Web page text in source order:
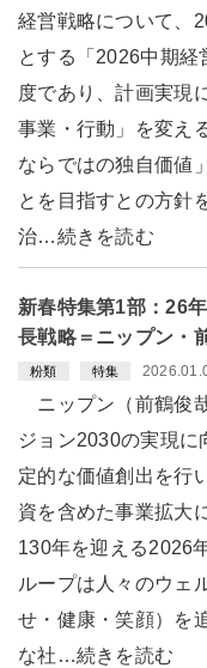
経営戦略について、
とする「2026中期経
度であり、計画実現
事業・行動」を変え
ならではの独自価値
とを目指すとの方針
治…続きを読む
新春特集第1部：26
長戦略＝ニップン・
粉類 特集
ニップン（前鶴俊
ジョン2030の実現に
定的な価値創出を行
資を含めた事業拡大
130年を迎える2026
ループは人々のウェ
せ・健康・笑顔）を
な社…続きを読む